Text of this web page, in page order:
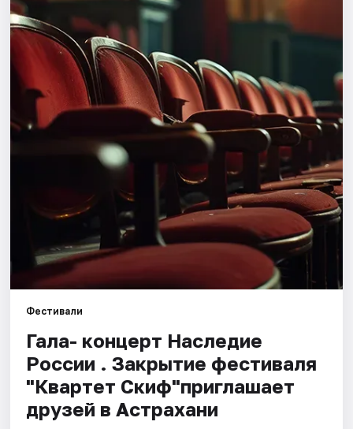
Города
Площадки
Артисты
Фестивали
Гала- концерт Наследие
России . Закрытие фестиваля
"Квартет Скиф"приглашает
друзей в Астрахани